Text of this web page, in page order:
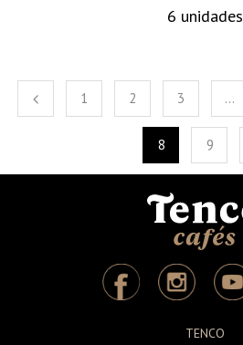
6 unidades
1 2 3 …
8 9
TENCO